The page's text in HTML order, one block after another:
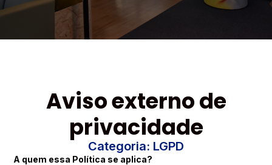
Aviso externo de
privacidade
Categoria: LGPD
A quem essa Política se aplica?